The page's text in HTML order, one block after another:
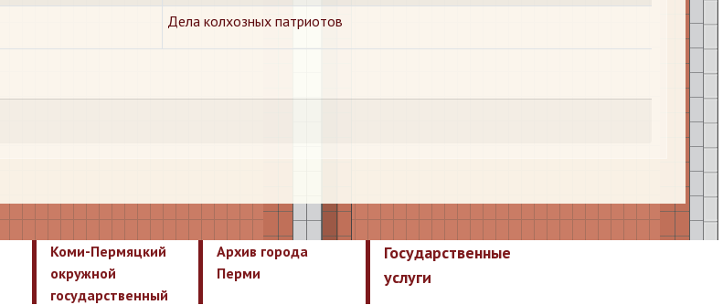
Дела колхозных патриотов
Коми-Пермяцкий
окружной
государственный
Архив города
Перми
Государственные
услуги